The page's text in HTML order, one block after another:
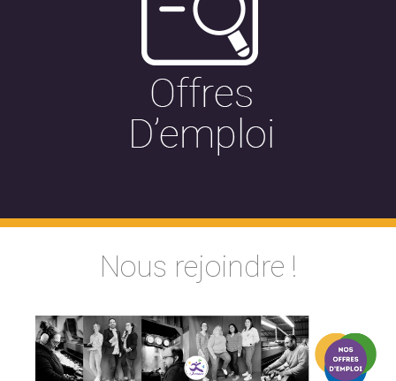
Nous rejoindre !